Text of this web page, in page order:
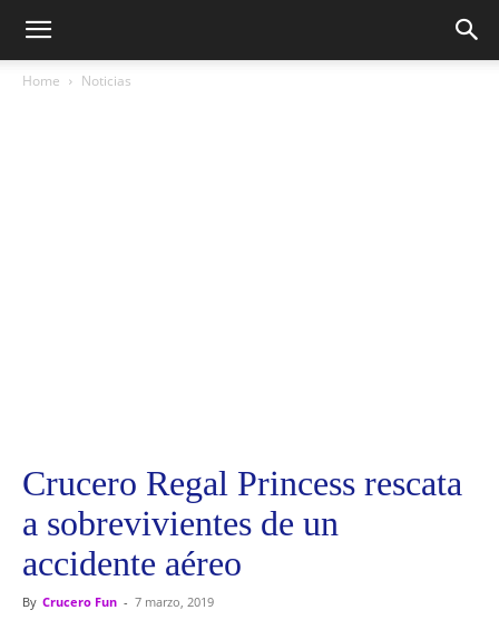
Home Noticias
Crucero Regal Princess rescata
a sobrevivientes de un
accidente aéreo
By Crucero Fun - 7 marzo, 2019